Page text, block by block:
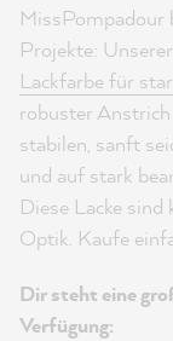
MissPompadour
Projekte:
Lackfarbe für
robuster
stabilen, sanft
und auf stark
Diese Lacke sind
Optik. Kaufe
Dir steht eine
Verfügung: